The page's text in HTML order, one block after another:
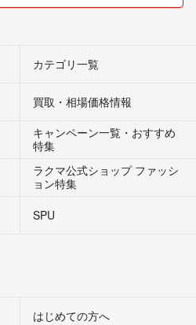
カテゴリ一覧
買取・相場価格情報
キャンペーン一覧・おすすめ
特集
ラクマ公式ショップ ファッシ
ョン特集
SPU
はじめての方へ